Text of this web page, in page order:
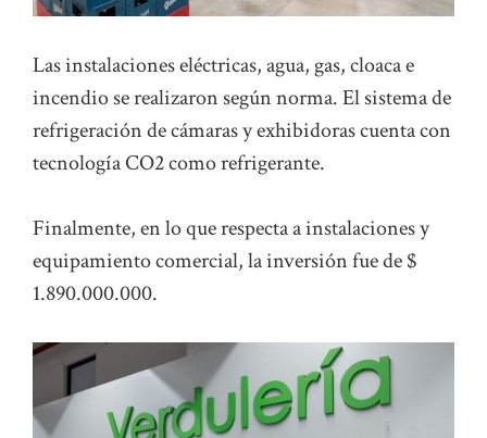
Las instalaciones eléctricas, agua, gas, cloaca e
incendio se realizaron según norma. El sistema de
refrigeración de cámaras y exhibidoras cuenta con
tecnología CO2 como refrigerante.
Finalmente, en lo que respecta a instalaciones y
equipamiento comercial, la inversión fue de $
1.890.000.000.